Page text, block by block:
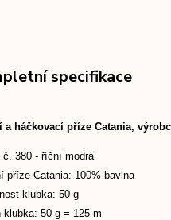
specifikace
a háčkovací příze Catania,
č. 380 - říční modrá
příze Catania: 100% bavlna
klubka: 50 g
klubka: 50 g = 125 m